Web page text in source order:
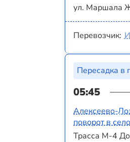
ул. Маршала
Перевозчик:
Пересадка в
05:45
Алексеево-
поворот в село
Трасса М-4